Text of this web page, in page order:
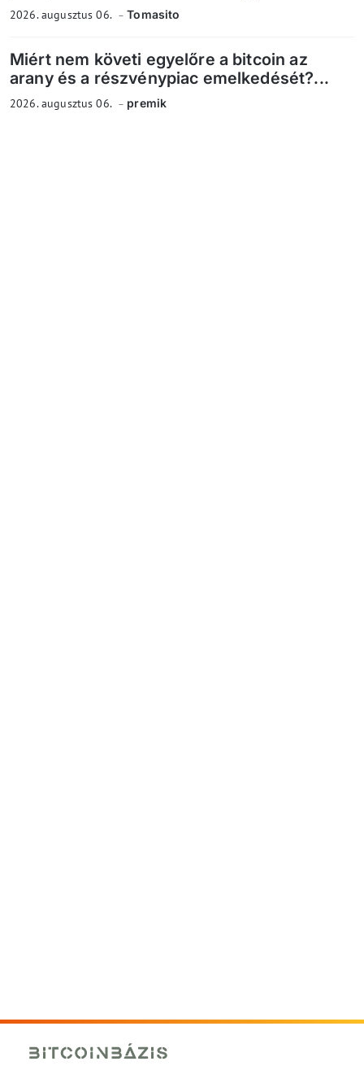
2026. augusztus 06. Tomasito
Miért nem követi egyelőre a bitcoin az
arany és a részvénypiac emelkedését?...
2026. augusztus 06. premik